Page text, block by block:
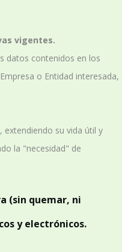
vigentes.
datos contenidos en los
o Entidad interesada,
extendiendo su vida útil y
la "necesidad" de
(sin quemar, ni
y electrónicos.